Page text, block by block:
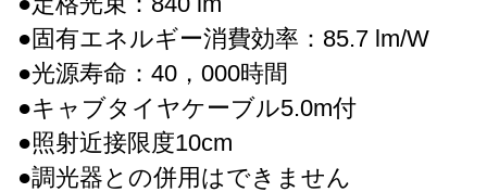
●固有エネルギー消費効率：85.7 lm/W
●光源寿命：40，000時間
●キャブタイヤケーブル5.0m付
●照射近接限度10cm
●調光器との併用はできません